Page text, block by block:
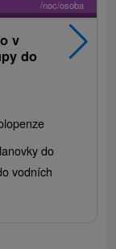
/noc/osoba
v
do
do
vodních